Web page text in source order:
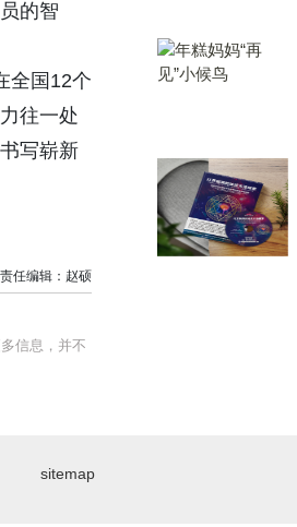
的智
全国12个
往一处
写崭新
责任编辑：赵硕
信息，并不
sitemap